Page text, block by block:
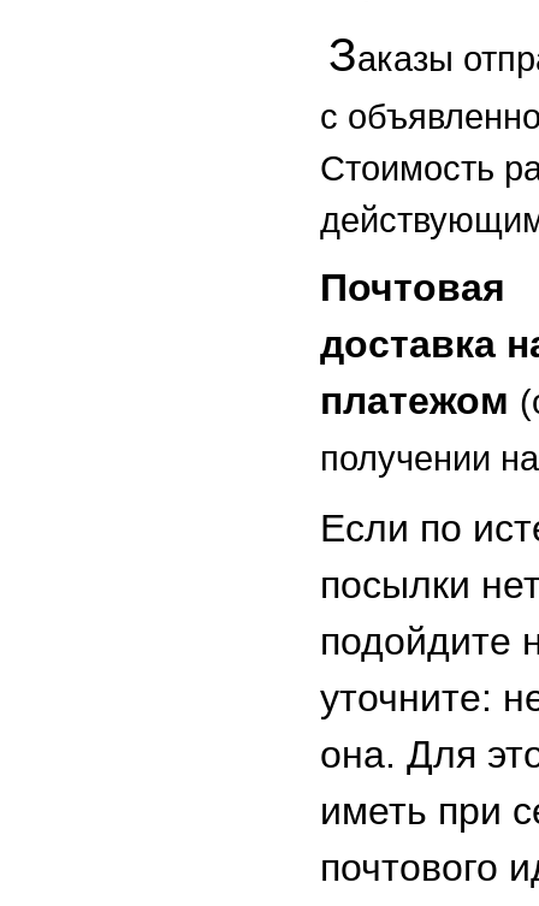
Заказы
с
Стоимость
Почтовая
доставка
платежом
получении
Если по
посылки
подойдите
уточните:
она. Для
иметь при
почтового